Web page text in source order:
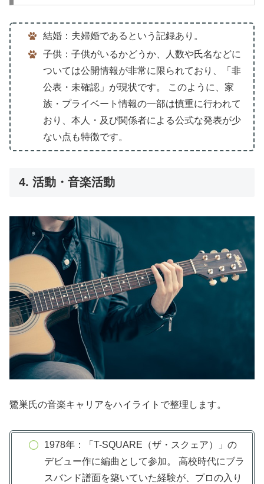
結婚：夫婦婚であるという記録あり。
子供：子供がいるかどうか、人数や氏名などに
ついては公開情報が非常に限られており、「非
公表・未確認」が現状です。 このように、家
族・プライベート情報の一部は慎重に行われて
おり、本人・及び関係者による公式な発表が少
ない点も特徴です。
4. 活動・音楽活動
鷺巣氏の音楽キャリアをハイライトで整理します。
1978年：「T-SQUARE（ザ・スクェア）」の
デビュー作に編曲として参加。 高校時代にブラ
スバンド譜面を築いていた経験が、プロの入り